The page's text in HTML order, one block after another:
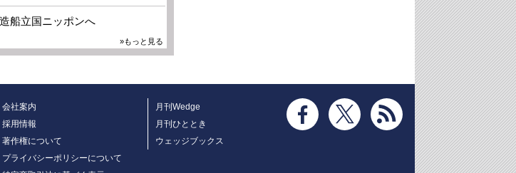
造船立国ニッポンへ
»もっと見る
会社案内
採用情報
著作権について
プライバシーポリシーについて
月刊Wedge
月刊ひととき
ウェッジブックス